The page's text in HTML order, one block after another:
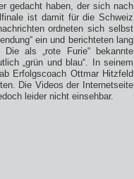
gedacht haben, der sich nach
ist damit für die Schweiz
ordneten sich selbst
ein und berichteten lang
als „rote Furie“ bekannte
„grün und blau“. In seinem
Erfolgscoach Ottmar Hitzfeld
Die Videos der Internetseite
leider nicht einsehbar.